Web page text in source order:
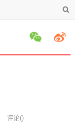
评论()